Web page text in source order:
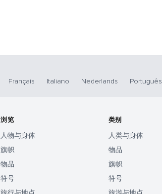
Français Italiano Nederlands Português
浏览
人物与身体
旗帜
物品
符号
类别
人类与身体
物品
旗帜
符号